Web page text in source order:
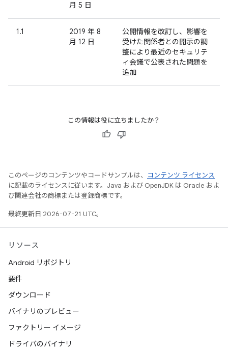
月 5 日
1.1
2019 年 8
月 12 日
公開情報を改訂し、影響を
受けた関係者との開示の調
整により最近のセキュリテ
ィ会議で公表された問題を
追加
この情報は役に立ちましたか？
このページのコンテンツやコードサンプルは、
コンテンツ ライセンス
に記載のライセンスに従います。Java および OpenJDK は Oracle およ
び関連会社の商標または登録商標です。
最終更新日 2026-07-21 UTC。
リソース
Android リポジトリ
要件
ダウンロード
バイナリのプレビュー
ファクトリー イメージ
ドライバのバイナリ